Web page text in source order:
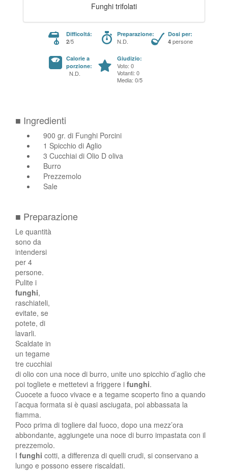
Funghi trifolati
Difficoltá:
2/5
Preparazione:
N.D.
Dosi per:
4 persone
Calorie a
porzione:
N.D.
Giudizio:
Voto: 0
Votanti: 0
Media: 0/5
■ Ingredienti
900 gr. di Funghi Porcini
1 Spicchio di Aglio
3 Cucchiai di Olio D oliva
Burro
Prezzemolo
Sale
■ Preparazione
Le quantità
sono da
intendersi
per 4
persone.
Pulite i
funghi,
raschiateli,
evitate, se
potete, di
lavarli.
Scaldate in
un tegame
tre cucchiai
di olio con una noce di burro, unite uno spicchio d’aglio che
poi togliete e mettetevi a friggere i funghi.
Cuocete a fuoco vivace e a tegame scoperto fino a quando
l’acqua formata si è quasi asciugata, poi abbassata la
fiamma.
Poco prima di togliere dal fuoco, dopo una mezz’ora
abbondante, aggiungete una noce di burro impastata con il
prezzemolo.
I funghi cotti, a differenza di quelli crudi, si conservano a
lungo e possono essere riscaldati.